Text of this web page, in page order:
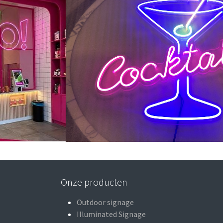
Onze producten
Outdoor signage
Illuminated Signage